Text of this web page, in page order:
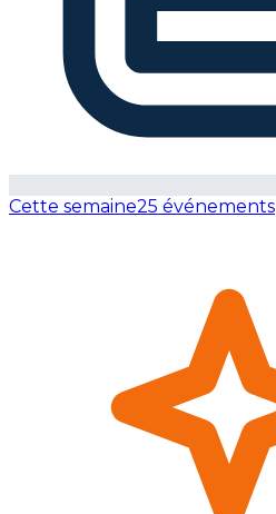
Cette semaine25 événements